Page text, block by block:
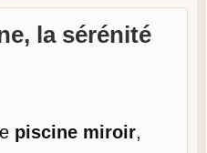
la sérénité
piscine miroir,